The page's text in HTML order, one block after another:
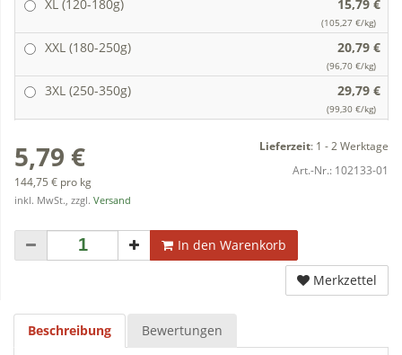
XL (120-180g) 15,79 €
(105,27 €/kg)
XXL (180-250g) 20,79 €
(96,70 €/kg)
3XL (250-350g) 29,79 €
(99,30 €/kg)
5,79 €
144,75 € pro kg
inkl. MwSt., zzgl. Versand
Lieferzeit: 1 - 2 Werktage
Art.-Nr.: 102133-01
In den Warenkorb
Merkzettel
Beschreibung Bewertungen